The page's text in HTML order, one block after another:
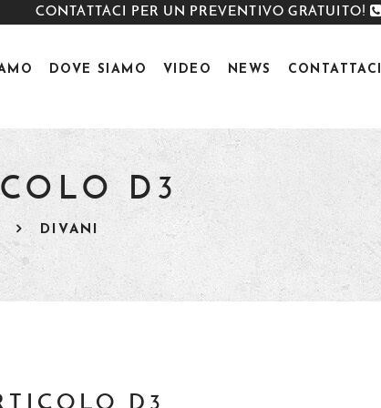
CONTATTACI PER UN PREVENTIVO GRATUITO!
DOVE SIAMO VIDEO NEWS CONTATTACI
D3
DIVANI